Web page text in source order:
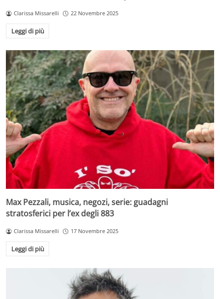
Clarissa Missarelli 22 Novembre 2025
Leggi di più
Max Pezzali, musica, negozi, serie: guadagni
stratosferici per l’ex degli 883
Clarissa Missarelli 17 Novembre 2025
Leggi di più